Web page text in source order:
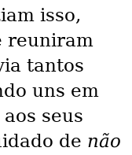
isso,
reuniram
tantos
uns em
seus
de não